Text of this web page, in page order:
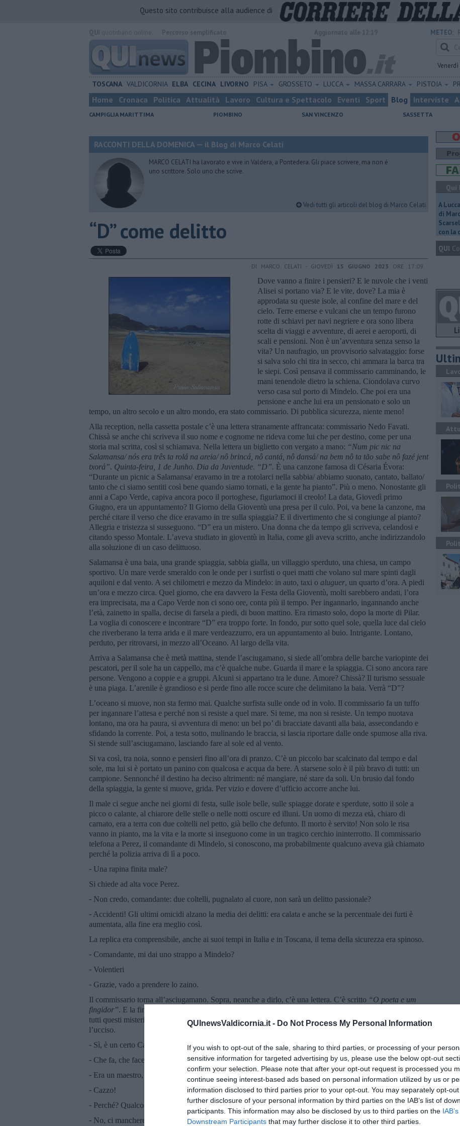
QUInewsValdicornia.it - Do Not Process My Personal Information
If you wish to opt-out of the sale, sharing to third parties, or processing of your
sensitive information for targeted advertising by us, please use the below opt-out
confirm your selection. Please note that after your opt-out request is processed you
continue seeing interest-based ads based on personal information utilized by us or
information disclosed to third parties prior to your opt-out. You may separately opt-
further disclosure of your personal information by third parties on the IAB’s list of
participants. This information may also be disclosed by us to third parties on the
Downstream Participants that may further disclose it to other third parties.
Questo sito contribuisce alla audience di
METEO:
Venerdì
TOSCANA VALDICORNIA ELBA CECINA LIVORNO PISA GROSSETO LUCCA MASSA CARRARA PISTOIA
Home Cronaca Politica Attualità Lavoro Cultura e Spettacolo Eventi Sport Blog Interviste
CAMPIGLIA MARITTIMA PIOMBINO SAN VINCENZO SASSETTA
RACCONTI DELLA DOMENICA — il Blog di Marco Celati
MARCO CELATI ha lavorato e vive in Valdera, a Pontedera. Gli piace scrivere, ma non è
uno scrittore. Solo uno che scrive.
Vedi tutti gli articoli del blog di Marco Celati
​“D” come delitto
DI MARCO CELATI - GIOVEDÌ 15 GIUGNO 2023 ORE 17:09
Dove vanno a finire i pensieri? E le nuvole che i venti
Alisei si portano via? E le vite, dove? La mia è
approdata su queste isole, al confine del mare e del
cielo. Terre emerse e vulcani che un tempo furono
rotte di schiavi per navi negriere e ora sono libera
scelta di viaggi e avventure, di aerei e aeroporti, di
scali e pensioni. Non è un’avventura senza senso la
vita? Un naufragio, un provvisorio salvataggio: forse
si salva solo chi tira in secco, chi ammara la barca tra
le siepi. Così pensava il commissario camminando, le
mani tenendole dietro la schiena. Ciondolava curvo
verso casa sul porto di Mindelo. Che poi era una
pensione e anche lui era un pensionato e solo un
tempo, un altro secolo e un altro mondo, era stato commissario. Di pubblica sicurezza, niente meno!
Alla reception, nella cassetta postale c’è una lettera stranamente affrancata: commissario Nedo Favati.
Chissà se anche chi scriveva il suo nome e cognome ne rideva come lui che per destino, come per una
storia mal scritta, così si schiamava. Nella lettera un biglietto con vergato a mano: “Num pic nic na
Salamansa/nós era três ta rolá na areia/nô brincá, nô cantá, nô dansá/na bem nô ta tão sabe nô fazé jent
txorá”. Quinta-feira, 1 de Junho. Dia da Juventude. “D”. È una canzone famosa di Césaria Évora:
“Durante un picnic a Salamansa/ eravamo in tre a rotolarci nella sabbia/ abbiamo suonato, cantato, ballato/
tanto che ci siamo sentiti così bene quando siamo tornati, e la gente ha pianto”. Più o meno. Nonostante gli
anni a Capo Verde, capiva ancora poco il portoghese, figuriamoci il creolo! La data, Giovedì primo
Giugno, era un appuntamento? Il Giorno della Gioventù una presa per il culo. Poi, va bene la canzone, ma
perché citare il verso che dice eravamo in tre sulla spiaggia? E il divertimento che si congiunge al pianto?
Allegria e tristezza si susseguono. “D” era un mistero. Una donna che da tempo gli scriveva, celandosi e
citando spesso Montale. L’aveva studiato in gioventù in Italia, come gli aveva scritto, anche indirizzandolo
alla soluzione di un caso delittuoso.
Salamansa è una baia, una grande spiaggia, sabbia gialla, un villaggio sperduto, una chiesa, un campo
sportivo. Un mare verde smeraldo con le onde per i surfisti o quei matti che volano sul mare spinti dagli
aquiloni e dal vento. A sei chilometri e mezzo da Mindelo: in auto, taxi o aluguer, un quarto d’ora. A piedi
un’ora e mezzo circa. Quel giorno, che era davvero la Festa della Gioventù, molti sarebbero andati, l’ora
era imprecisata, ma a Capo Verde non ci sono ore, conta più il tempo. Per ingannarlo, ingannando anche
l’età, zainetto in spalla, decise di farsela a piedi, di buon mattino. Era rimasto solo, dopo la morte di Pilar.
La voglia di conoscere e incontrare “D” era troppo forte. In fondo, pur sotto quel sole, quella luce dal cielo
che riverberano la terra arida e il mare verdeazzurro, era un appuntamento al buio. Intrigante. Lontano,
perduto, per ritrovarsi, in mezzo all’Oceano. Al largo della vita.
Arriva a Salamansa che è metà mattina, stende l’asciugamano, si siede all’ombra delle barche variopinte dei
pescatori, per il sole ha un cappello, ma c’è qualche nube. Guarda il mare e la spiaggia. Ci sono ancora rare
persone. Vengono a coppie e a gruppi. Alcuni si appartano tra le dune. Amore? Chissà? Il turismo sessuale
è una piaga. L’arenile è grandioso e si perde fino alle rocce scure che delimitano la baia. Verrà “D”?
L’oceano si muove, non sta fermo mai. Qualche surfista sulle onde od in volo. Il commissario fa un tuffo
per ingannare l’attesa e perché non si resiste a quel mare. Si teme, ma non si resiste. Un tempo nuotava
lontano, ma ora ha paura, si avventura di meno: un bel po’ di bracciate davanti alla baia, assecondando e
sfidando la corrente. Poi, a testa sotto, mulinando le braccia, si lascia riportare dalle onde spumose alla riva.
Si stende sull’asciugamano, lasciando fare al sole ed al vento.
Si va così, tra noia, sonno e pensieri fino all’ora di pranzo. C’è un piccolo bar scalcinato dal tempo e dal
sole, ma lui si è portato un panino con qualcosa e acqua da bere. A starsene solo è il più bravo di tutti: un
campione. Sennonché il destino ha deciso altrimenti: né mangiare, né stare da soli. Un brusio dal fondo
della spiaggia, la gente si muove, grida. Per vizio e dovere d’ufficio accorre anche lui.
Il male ci segue anche nei giorni di festa, sulle isole belle, sulle spiagge dorate e sperdute, sotto il sole a
picco o calante, al chiarore delle stelle o nelle notti oscure ed illuni. Un uomo di mezza età, chiaro di
carnato, era a terra con due coltelli nel petto, già bello che defunto. Il morto è servito! Non solo le risa
vanno in pianto, ma la vita e la morte si inseguono come in un tragico cerchio ininterrotto. Il commissario
telefona a Perez, il comandante di Mindelo, si conoscono, ma probabilmente qualcuno aveva già chiamato
perché la polizia arriva di lì a poco.
⁃ Una rapina finita male?
Si chiede ad alta voce Perez.
⁃ Non credo, comandante: due coltelli, pugnalato al cuore, non sarà un delitto passionale?
⁃ Accidenti! Gli ultimi omicidi alzano la media dei delitti: era calata e anche se la percentuale dei furti è
aumentata, alla fine era meglio così.
La replica era comprensibile, anche ai suoi tempi in Italia e in Toscana, il tema della sicurezza era spinoso.
⁃ Comandante, mi dai uno strappo a Mindelo?
⁃ Volentieri
⁃ Grazie, vado a prendere lo zaino.
Il commissario torna all’asciugamano. Sopra, neanche a dirlo, c’è una lettera. C’è scritto “O poeta e um
fingidor”. E la firma:
tutti questi misteri? Nell’auto, sulla via del ritorno, il commissario chiede a Perez se avevano già identificato
l’ucciso.
⁃ Sì, è un certo Carlos del Cerro Grande, di origine spagnola…
⁃ Che fa, che faceva di mestiere?
⁃ Era un maestro, scriveva poesie.
⁃ Cazzo!
⁃ Perché? Qualcosa contro i poeti?
⁃ No, ci mancherebbe. Mi è venuto così, per contrasto.
Qui
A
di
con la
QUI